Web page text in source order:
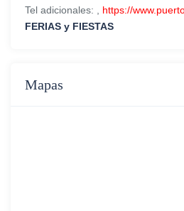
Tel adicionales: , https://
FERIAS y FIESTAS
Mapas